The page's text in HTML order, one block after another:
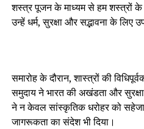
शस्त्र पूजन के माध्यम से हम शस्त्रों
उन्हें धर्म, सुरक्षा और सद्भावना के लिए
समारोह के दौरान, शास्त्रों की
समुदाय ने भारत की अखंडता और
ने न केवल सांस्कृतिक धरोहर को
जागरूकता का संदेश भी दिया।